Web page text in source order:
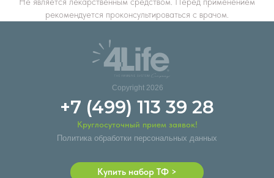
рекомендуется проконсультироваться с врачом.
Политика обработки персональных данных
Copyright 2026
+7 (499) 113 39 28
Круглосуточный прием заявок!
Купить набор ТФ >